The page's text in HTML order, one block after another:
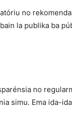
no
la publika ba
no
simu. Ema ida-